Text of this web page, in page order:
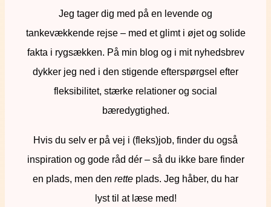
Jeg tager dig med på en levende og
tankevækkende rejse – med et glimt i øjet og solide
fakta i rygsækken. På min blog og i mit nyhedsbrev
dykker jeg ned i den stigende efterspørgsel efter
fleksibilitet, stærke relationer og social
bæredygtighed.
Hvis du selv er på vej i (fleks)job, finder du også
inspiration og gode råd dér – så du ikke bare finder
en plads, men den rette plads. Jeg håber, du har
lyst til at læse med!